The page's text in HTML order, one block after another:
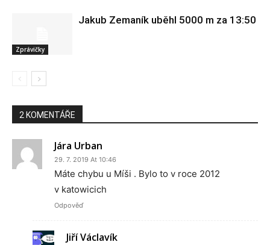
Zprávičky
Jakub Zemaník uběhl 5000 m za 13:50
2 KOMENTÁŘE
Jára Urban
29. 7. 2019 At 10:46
Máte chybu u Míši . Bylo to v roce 2012
v katowicich
Odpověď
Jiří Václavík